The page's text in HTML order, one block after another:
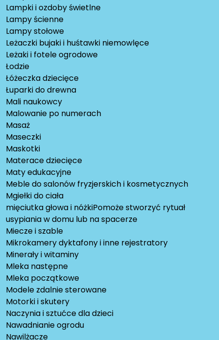
Lampki i ozdoby świetlne
Lampy ścienne
Lampy stołowe
Leżaczki bujaki i huśtawki niemowlęce
Leżaki i fotele ogrodowe
Łodzie
Łóżeczka dziecięce
Łuparki do drewna
Mali naukowcy
Malowanie po numerach
Masaż
Maseczki
Maskotki
Materace dziecięce
Maty edukacyjne
Meble do salonów fryzjerskich i kosmetycznych
Mgiełki do ciała
mięciutka głowa i nóżkiPomoże stworzyć rytuał
usypiania w domu lub na spacerze
Miecze i szable
Mikrokamery dyktafony i inne rejestratory
Minerały i witaminy
Mleka następne
Mleka początkowe
Modele zdalnie sterowane
Motorki i skutery
Naczynia i sztućce dla dzieci
Nawadnianie ogrodu
Nawilżacze